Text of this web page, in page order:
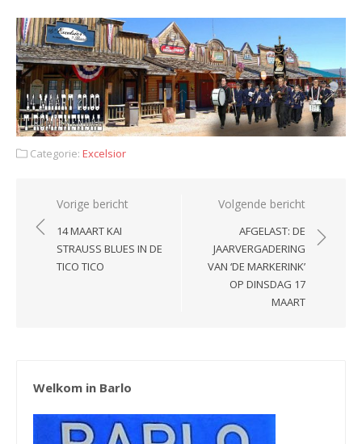
Categorie: Excelsior
Bericht
navigatie
Vorige bericht
14 MAART KAI
STRAUSS BLUES IN DE
TICO TICO
Volgende bericht
AFGELAST: DE
JAARVERGADERING
VAN ‘DE MARKERINK’
OP DINSDAG 17
MAART
Welkom in Barlo